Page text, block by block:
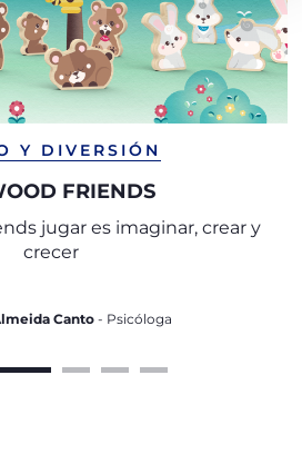
Y DIVERSIÓN
FRIENDS
jugar es imaginar, crear y
crecer
Canto - Psicóloga